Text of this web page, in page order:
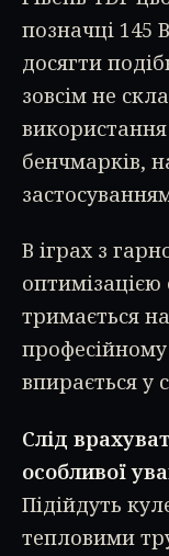
позначці 145
досягти
зовсім не
використання
бенчмарків,
В іграх з
тримається
впирається у
Слід
особливої
Підійдуть
тепловими